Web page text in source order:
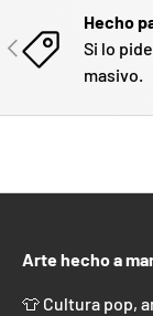
ANTERIOR
Hecho
Si lo
masivo.
Arte hecho a
👕 Cultura pop,